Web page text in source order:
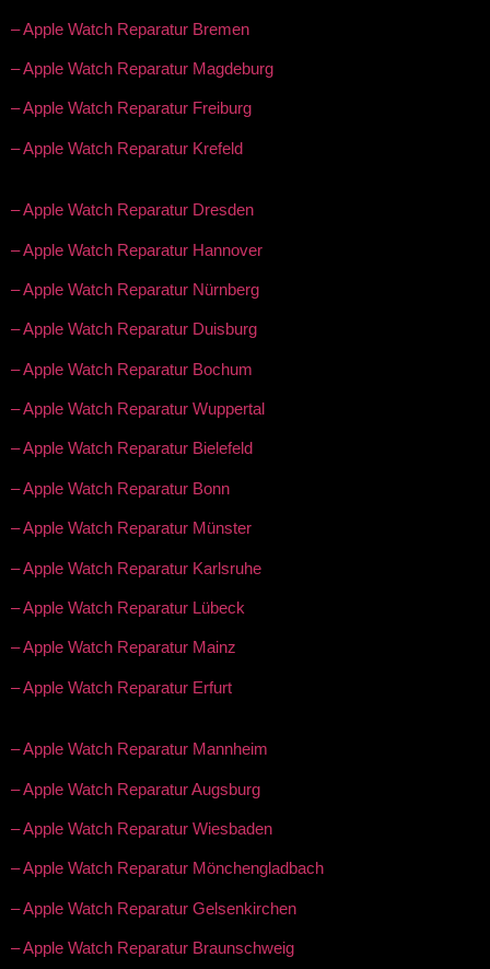
– Apple Watch Reparatur Bremen
– Apple Watch Reparatur Magdeburg
– Apple Watch Reparatur Freiburg
– Apple Watch Reparatur Krefeld
– Apple Watch Reparatur Dresden
– Apple Watch Reparatur Hannover
– Apple Watch Reparatur Nürnberg
– Apple Watch Reparatur Duisburg
– Apple Watch Reparatur Bochum
– Apple Watch Reparatur Wuppertal
– Apple Watch Reparatur Bielefeld
– Apple Watch Reparatur Bonn
– Apple Watch Reparatur Münster
– Apple Watch Reparatur Karlsruhe
– Apple Watch Reparatur Lübeck
– Apple Watch Reparatur Mainz
– Apple Watch Reparatur Erfurt
– Apple Watch Reparatur Mannheim
– Apple Watch Reparatur Augsburg
– Apple Watch Reparatur Wiesbaden
– Apple Watch Reparatur Mönchengladbach
– Apple Watch Reparatur Gelsenkirchen
– Apple Watch Reparatur Braunschweig